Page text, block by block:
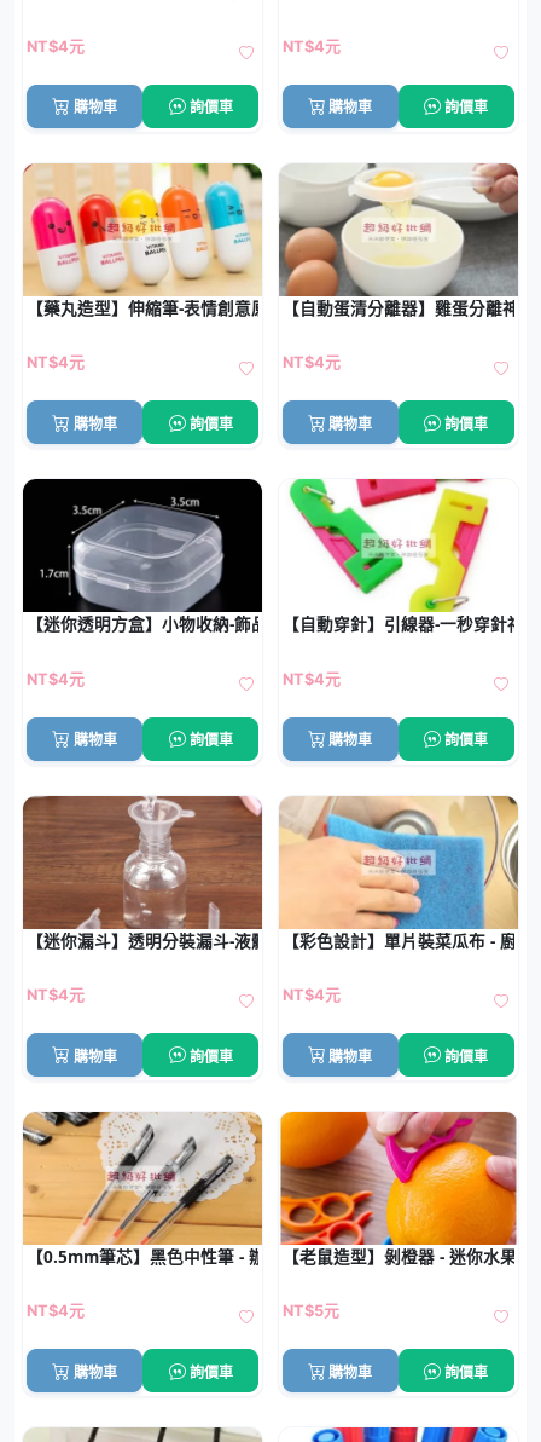
NT$4元
購物車 詢價車
NT$4元
購物車 詢價車
【藥丸造型】伸縮筆-表情創意原子筆
NT$4元
購物車 詢價車
【自動蛋清分離器】雞蛋分離神
NT$4元
購物車 詢價車
【迷你透明方盒】小物收納-飾品零件多用途
NT$4元
購物車 詢價車
【自動穿針】引線器-一秒穿針神器
NT$4元
購物車 詢價車
【迷你漏斗】透明分裝漏斗-液體分裝神器
NT$4元
購物車 詢價車
【彩色設計】單片裝菜瓜布 - 廚
NT$4元
購物車 詢價車
【0.5mm筆芯】黑色中性筆 - 辦公書寫筆
NT$4元
購物車 詢價車
【老鼠造型】剝橙器 - 迷你水果剝
NT$5元
購物車 詢價車